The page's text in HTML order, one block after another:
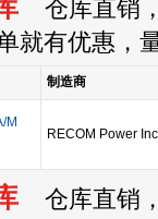
仓库直销
就有优惠，
制造商
M
RECOM Power Inc
仓库直销